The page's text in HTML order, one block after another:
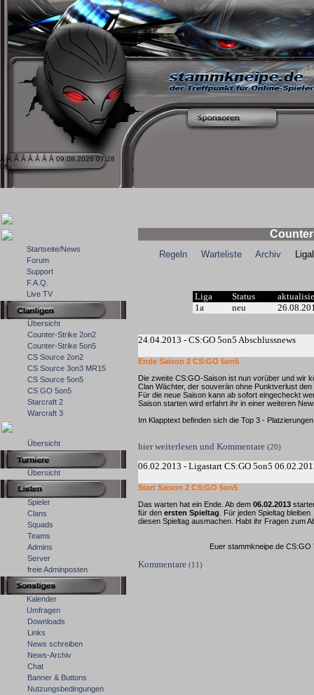
Â Â Â Â Â Â Â Â 09.08.2026 07:28
Uhr
Startseite/News
Forum
Support
F.A.Q.
Live TV
Übersicht
Counter-Strike 2on2
Counter-Strike 5on5
CS Source 2on2
CS Source 3on3 MR15
CS Source 5on5
CS GO 5on5
Starcraft 2
Warcraft 3
Übersicht
Übersicht
Spieler
Clans
Squads
Teams
Admins
Server
freie Adminposten
Kalender
Umfragen
Downloads
Links
News schreiben
News-Archiv
Chat
Banner & Buttons
Nutzungsbedingungen
Regeln Warteliste Archiv
Liga Status
1a
neu
24.04.2013 - CS:GO 5on5 Abschlussnews
Ende Saison 2 CS:GO 5on5
Die zweite CS:GO-Saison ist nun vorüber und wir
Clan Wächter, der souverän ohne Punktverlust
Für die neue Saison kann ab sofort eingecheckt
Saison starten wird erfahrt ihr in einer weiteren
Im Klapptext befinden sich die Top 3 -
hier weiterlesen und Kommentare (20)
06.02.2013 - Ligastart CS:GO 5on5
Start Saison 2 CS:GO 5on5
Das warten hat ein Ende. Ab dem 06.02.2013
für den ersten Spieltag . Für jeden Spieltag
diesen Spieltag ausmachen. Habt ihr Fragen zum
Euer stammkneipe.de CS:GO Team
Kommentare (11)